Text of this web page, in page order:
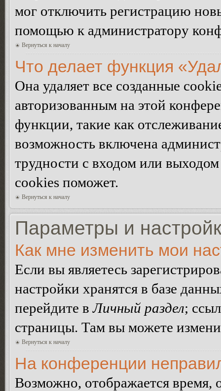
мог отключить регистрацию
помощью к администратору
Вернуться к началу
Что делает функция
Она удаляет все созданные
авторизованным на этой
функции, такие как
возможность включена
трудности с входом или
cookies поможет.
Вернуться к началу
Параметры и
Как мне изменить мои
Если вы являетесь
настройки хранятся в базе
перейдите вЛичный раздел;
страницы. Там вы можете
Вернуться к началу
На конференции
Возможно, отображается время,